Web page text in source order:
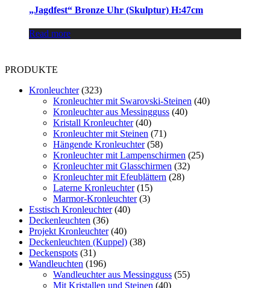
„Jagdfest“ Bronze Uhr (Skulptur) H:47cm
Read more
PRODUKTE
Kronleuchter (323)
Kronleuchter mit Swarovski-Steinen (40)
Kronleuchter aus Messingguss (40)
Kristall Kronleuchter (40)
Kronleuchter mit Steinen (71)
Hängende Kronleuchter (58)
Kronleuchter mit Lampenschirmen (25)
Kronleuchter mit Glasschirmen (32)
Kronleuchter mit Efeublättern (28)
Laterne Kronleuchter (15)
Marmor-Kronleuchter (3)
Esstisch Kronleuchter (40)
Deckenleuchten (36)
Projekt Kronleuchter (40)
Deckenleuchten (Kuppel) (38)
Deckenspots (31)
Wandleuchten (196)
Wandleuchter aus Messingguss (55)
Mit Kristallen und Steinen (40)